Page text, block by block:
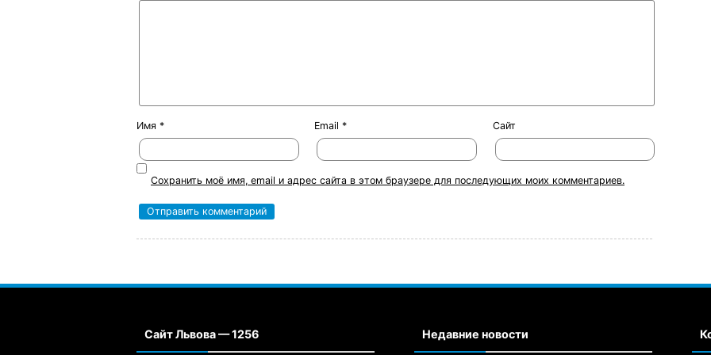
Имя * Email* Сайт
Сохранить моё имя, email и адрес сайта в этом браузере для последующих моих комментариев.
Сайт Львова — 1256 Недавние новости